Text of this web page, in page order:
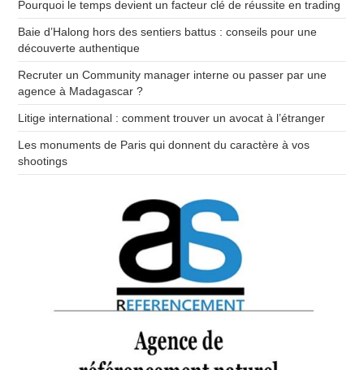
Pourquoi le temps devient un facteur clé de réussite en trading
Baie d’Halong hors des sentiers battus : conseils pour une
découverte authentique
Recruter un Community manager interne ou passer par une
agence à Madagascar ?
Litige international : comment trouver un avocat à l’étranger
Les monuments de Paris qui donnent du caractère à vos
shootings